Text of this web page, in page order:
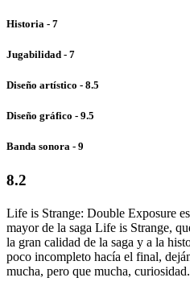
Historia - 7
Jugabilidad - 7
Diseño artístico - 8.5
Diseño gráfico - 9.5
Banda sonora - 9
8.2
Life is Strange: Double Exposure
mayor de la saga Life is Strange,
la gran calidad de la saga y a la
poco incompleto hacía el final,
mucha, pero que mucha, curiosidad.